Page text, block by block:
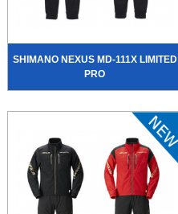
SHIMANO NEXUS MD-111X LIMITED
PRO